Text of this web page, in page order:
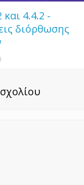
και 4.4.2 -
διόρθωσης